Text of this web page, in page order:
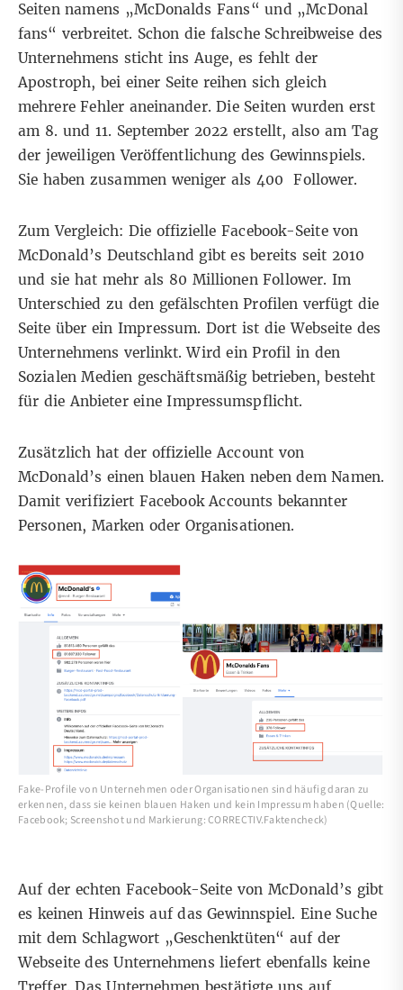
Seitennamens „McDonalds Fans“ und „McDonal
fans“ verbreitet. Schon die falsche Schreibweise des
Unternehmens sticht ins Auge, es fehlt der
Apostroph, bei einer Seite reihen sich gleich
mehrere Fehler aneinander. Die Seiten wurden erst
am 8. und 11. September 2022 erstellt, also am Tag
der jeweiligen Veröffentlichung des Gewinnspiels.
Sie haben zusammen weniger als 400 Follower.
Zum Vergleich: Die offizielle Facebook-Seite von
McDonald’s Deutschland gibt es bereits seit 2010
und sie hat mehr als 80 Millionen Follower. Im
Unterschied zu den gefälschten Profilen verfügt die
Seite über ein Impressum. Dort ist die Webseite des
Unternehmens verlinkt. Wird ein Profil in den
Sozialen Medien geschäftsmäßig betrieben, besteht
für die Anbieter eine Impressumspflicht.
Zusätzlich hat der offizielle Account von
McDonald’s einen blauen Haken neben dem Namen.
Damit verifiziert Facebook Accounts bekannter
Personen, Marken oder Organisationen.
Fake-Profile von Unternehmen oder Organisationen sind häufig daran zu
erkennen, dass sie keinen blauen Haken und kein Impressum haben (Quelle:
Facebook; Screenshot und Markierung: CORRECTIV.Faktencheck)
Auf der echten Facebook-Seite von McDonald’s gibt
es keinen Hinweis auf das Gewinnspiel. Eine Suche
mit dem Schlagwort „Geschenktüten“ auf der
Webseite des Unternehmens liefert ebenfalls keine